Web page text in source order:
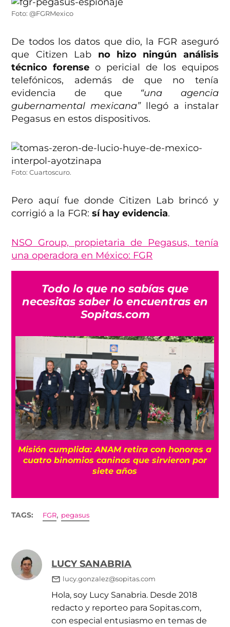
Foto: @FGRMexico
De todos los datos que dio, la FGR aseguró
que Citizen Lab no hizo ningún análisis
técnico forense o pericial de los equipos
telefónicos, además de que no tenía
evidencia de que “una agencia
gubernamental mexicana”llegó a instalar
Pegasus en estos dispositivos.
Foto: Cuartoscuro.
Pero aquí fue donde Citizen Lab brincó y
corrigió a la FGR: sí hay evidencia.
NSO Group, propietaria de Pegasus, tenía
una operadora en México: FGR
Todo lo que no sabías que
necesitas saber lo encuentras en
Sopitas.com
Misión cumplida: ANAM retira con honores a
cuatro binomios caninos que sirvieron por
siete años
TAGS: FGR, pegasus
LUCY SANABRIA
lucy.gonzalez@sopitas.com
Hola, soy Lucy Sanabria. Desde 2018
redacto y reporteo para Sopitas.com,
con especial entusiasmo en temas de